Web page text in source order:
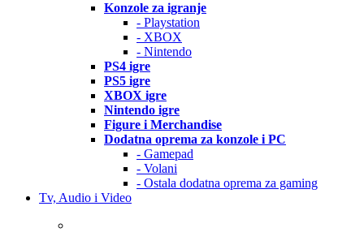
Konzole za igranje
- Playstation
- XBOX
- Nintendo
PS4 igre
PS5 igre
XBOX igre
Nintendo igre
Figure i Merchandise
Dodatna oprema za konzole i PC
- Gamepad
- Volani
- Ostala dodatna oprema za gaming
Tv, Audio i Video